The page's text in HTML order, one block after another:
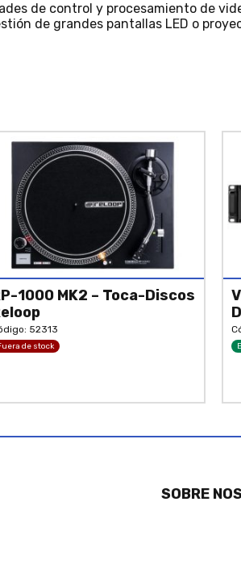
de control y procesamiento de
de grandes pantallas LED o
1000 MK2 – Toca-Discos
52313
de stock
SOBRE